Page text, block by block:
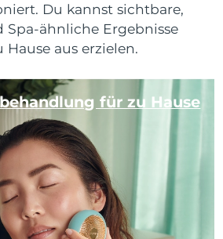
für zu Hause
Du kannst sichtbare,
Spa-ähnliche Ergebnisse
aus erzielen.